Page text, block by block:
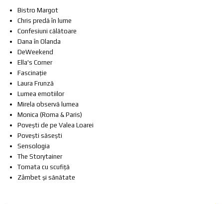
Bistro Margot
Chris predă în lume
Confesiuni călătoare
Dana în Olanda
DeWeekend
Ella's Corner
Fascinație
Laura Frunză
Lumea emotiilor
Mirela observă lumea
Monica (Roma & Paris)
Povești de pe Valea Loarei
Povești săsești
Sensologia
The Storytainer
Tomata cu scufiță
Zâmbet și sănătate